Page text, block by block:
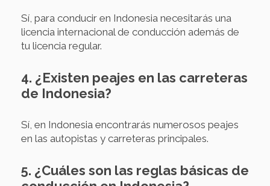
Sí, para conducir en Indonesia necesitarás una
licencia internacional de conducción además de
tu licencia regular.
4. ¿Existen peajes en las carreteras
de Indonesia?
Sí, en Indonesia encontrarás numerosos peajes
en las autopistas y carreteras principales.
5. ¿Cuáles son las reglas básicas de